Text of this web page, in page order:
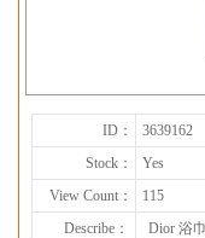
ID： 3639162
Stock：
Yes
View Count：
115
Describe：
Dior 浴